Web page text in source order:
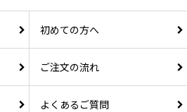
初めての方へ
ご注文の流れ
よくあるご質問